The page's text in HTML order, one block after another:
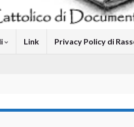
Link Privacy Policy di